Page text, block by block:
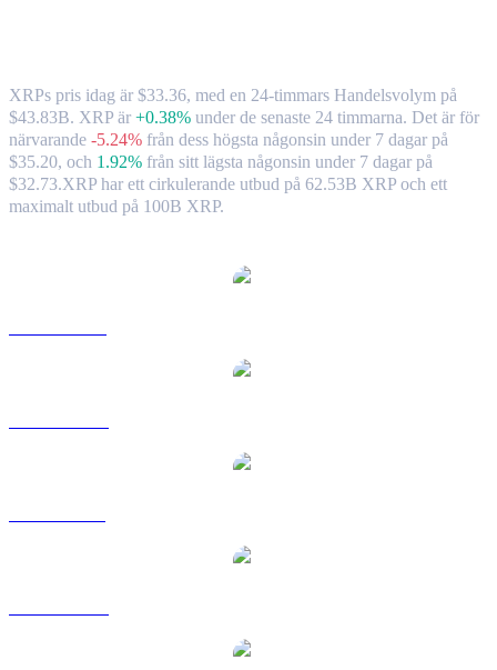
XRPs pris idag är $33.36, med en 24-timmars Handelsvolym på
$43.83B. XRP är +0.38% under de senaste 24 timmarna. Det är för
närvarande -5.24% från dess högsta någonsin under 7 dagar på
$35.20, och 1.92% från sitt lägsta någonsin under 7 dagar på
$32.73.XRP har ett cirkulerande utbud på 62.53B XRP och ett
maximalt utbud på 100B XRP.